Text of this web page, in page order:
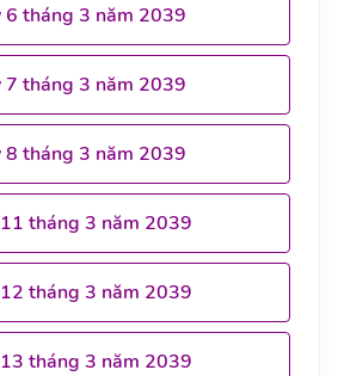
6 tháng 3 năm 2039
7 tháng 3 năm 2039
8 tháng 3 năm 2039
tháng 3 năm 2039
tháng 3 năm 2039
tháng 3 năm 2039